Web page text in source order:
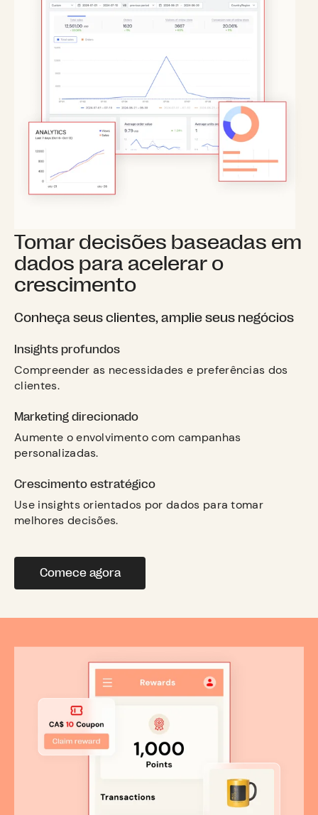
Tomar decisões baseadas em
dados para acelerar o
crescimento
Conheça seus clientes, amplie seus negócios
Insights profundos
Compreender as necessidades e preferências dos
clientes.
Marketing direcionado
Aumente o envolvimento com campanhas
personalizadas.
Crescimento estratégico
Use insights orientados por dados para tomar
melhores decisões.
Comece agora